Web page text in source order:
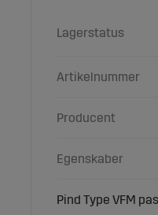
Lagerstatus
Artikelnummer
Producent
Egenskaber
Pind Type VFM